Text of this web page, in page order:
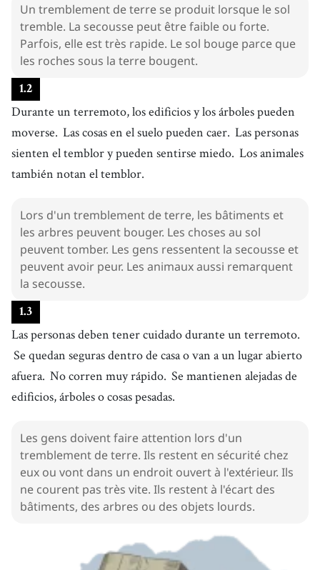
Un tremblement de terre se produit lorsque le sol
tremble. La secousse peut être faible ou forte.
Parfois, elle est très rapide. Le sol bouge parce que
les roches sous la terre bougent.
1.2
Durante un terremoto, los edificios y los árboles pueden
moverse. Las cosas en el suelo pueden caer. Las personas
sienten el temblor y pueden sentirse miedo. Los animales
también notan el temblor.
Lors d'un tremblement de terre, les bâtiments et
les arbres peuvent bouger. Les choses au sol
peuvent tomber. Les gens ressentent la secousse et
peuvent avoir peur. Les animaux aussi remarquent
la secousse.
1.3
Las personas deben tener cuidado durante un terremoto.
Se quedan seguras dentro de casa o van a un lugar abierto
afuera. No corren muy rápido. Se mantienen alejadas de
edificios, árboles o cosas pesadas.
Les gens doivent faire attention lors d'un
tremblement de terre. Ils restent en sécurité chez
eux ou vont dans un endroit ouvert à l'extérieur. Ils
ne courent pas très vite. Ils restent à l'écart des
bâtiments, des arbres ou des objets lourds.